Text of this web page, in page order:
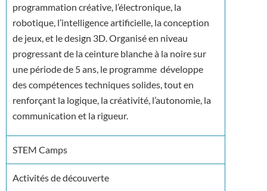
programmation créative, l’électronique, la
robotique, l’intelligence artificielle, la conception
de jeux, et le design 3D. Organisé en niveau
progressant de la ceinture blanche à la noire sur
une période de 5 ans, le programme développe
des compétences techniques solides, tout en
renforçant la logique, la créativité, l’autonomie, la
communication et la rigueur.
STEM Camps
Activités de découverte